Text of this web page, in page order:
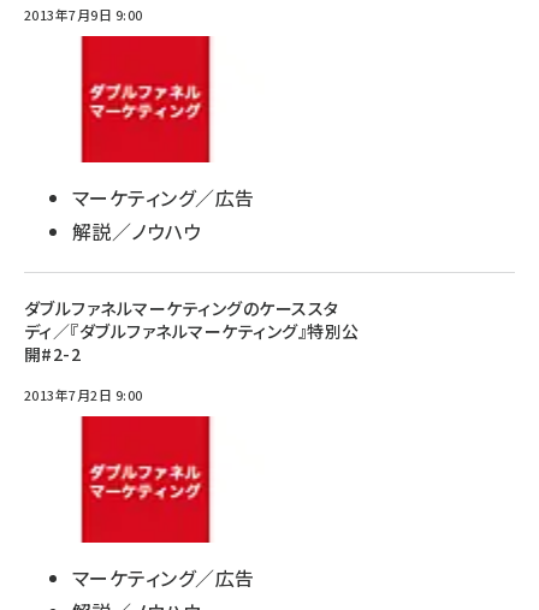
2013年7月9日 9:00
マーケティング／広告
解説／ノウハウ
ダブルファネルマーケティングのケーススタ
ディ／『ダブルファネルマーケティング』特別公
開#2-2
2013年7月2日 9:00
マーケティング／広告